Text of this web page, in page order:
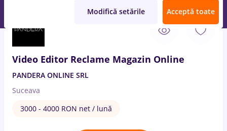
Video Editor Reclame Magazin Online
PANDERA ONLINE SRL
Suceava
3000 - 4000 RON net / lună
Modifică setările Acceptă toate